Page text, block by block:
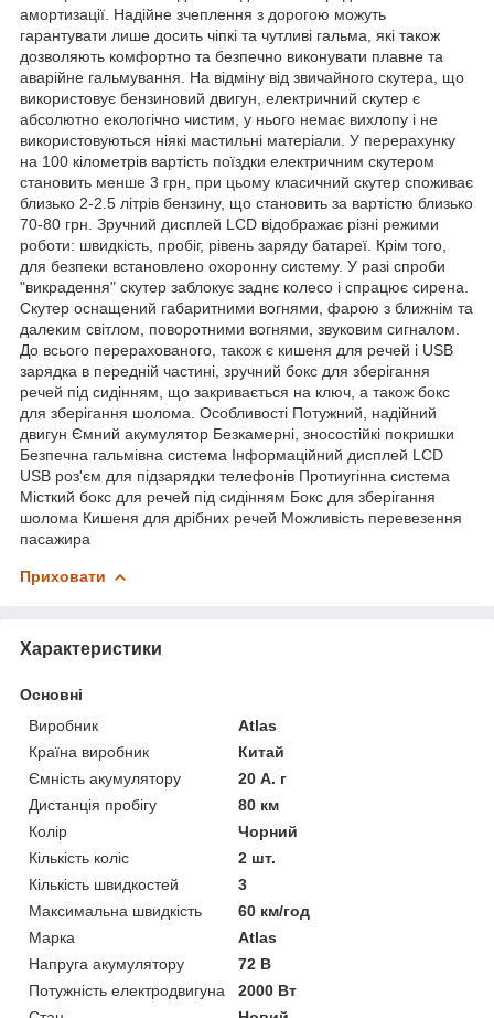
амортизації. Надійне зчеплення з дорогою можуть
гарантувати лише досить чіпкі та чутливі гальма, які також
дозволяють комфортно та безпечно виконувати плавне та
аварійне гальмування. На відміну від звичайного скутера, що
використовує бензиновий двигун, електричний скутер є
абсолютно екологічно чистим, у нього немає вихлопу і не
використовуються ніякі мастильні матеріали. У перерахунку
на 100 кілометрів вартість поїздки електричним скутером
становить менше 3 грн, при цьому класичний скутер споживає
близько 2-2.5 літрів бензину, що становить за вартістю близько
70-80 грн. Зручний дисплей LCD відображає різні режими
роботи: швидкість, пробіг, рівень заряду батареї. Крім того,
для безпеки встановлено охоронну систему. У разі спроби
"викрадення" скутер заблокує заднє колесо і спрацює сирена.
Скутер оснащений габаритними вогнями, фарою з ближнім та
далеким світлом, поворотними вогнями, звуковим сигналом.
До всього перерахованого, також є кишеня для речей і USB
зарядка в передній частині, зручний бокс для зберігання
речей під сидінням, що закривається на ключ, а також бокс
для зберігання шолома. Особливості Потужний, надійний
двигун Ємний акумулятор Безкамерні, зносостійкі покришки
Безпечна гальмівна система Інформаційний дисплей LCD
USB роз'єм для підзарядки телефонів Протиугінна система
Місткий бокс для речей під сидінням Бокс для зберігання
шолома Кишеня для дрібних речей Можливість перевезення
пасажира
Приховати
Характеристики
Основні
Виробник
Atlas
Країна виробник
Китай
Ємність акумулятору
20 А. г
Дистанція пробігу
80 км
Колір
Чорний
Кількість коліс
2 шт.
Кількість швидкостей
3
Максимальна швидкість
60 км/год
Марка
Atlas
Напруга акумулятору
72 В
Потужність електродвигуна
2000 Вт